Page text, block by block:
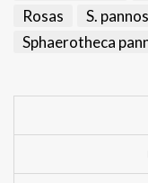
Rosas
S.
Sphaerotheca